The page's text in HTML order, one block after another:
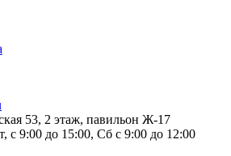
53, 2 этаж, павильон Ж-17
с 9:00 до 15:00, Сб с 9:00 до 12:00